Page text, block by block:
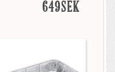
649SEK